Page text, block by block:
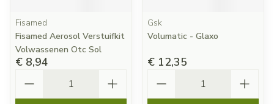
Fisamed
Fisamed Aerosol Verstuifkit
Volwassenen Otc Sol
€ 8,94
Gsk
Volumatic - Glaxo
€ 12,35